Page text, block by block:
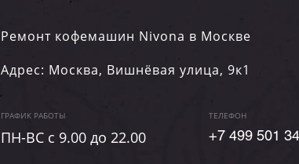
Ремонт кофемашин Nivona в Москве
Адрес: Москва, Вишнёвая улица, 9к1
ГРАФИК РАБОТЫ
ПН-ВC c 9.00 до 22.00
ТЕЛЕФОН
+7 499 501